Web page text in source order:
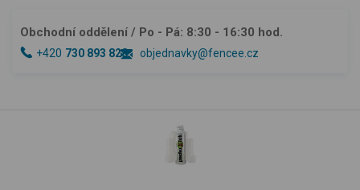
Obchodní oddělení / Po - Pá: 8:30 - 16:30 hod.
+420 730 893 828 objednavky@fencee.cz